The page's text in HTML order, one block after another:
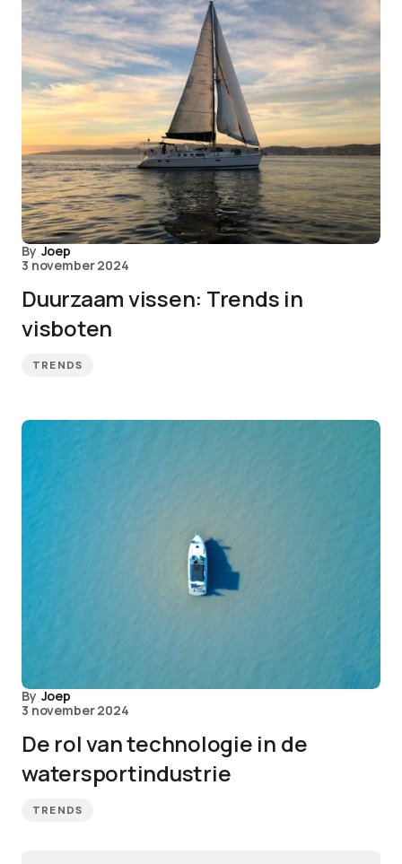
By Joep
3 november 2024
Duurzaam vissen: Trends in
visboten
TRENDS
By Joep
3 november 2024
De rol van technologie in de
watersportindustrie
TRENDS